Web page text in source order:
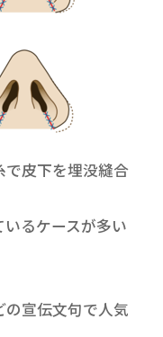
で皮下を埋没縫合
るケースが多い
の宣伝文句で人気